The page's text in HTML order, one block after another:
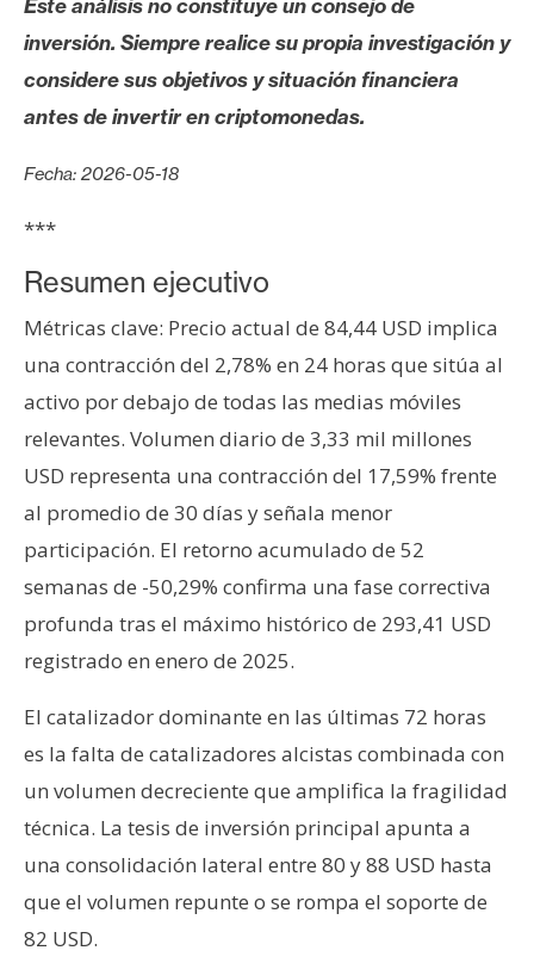
á
l
i
i
N
t
a
s
d
e
P
r
e
n
s
T
e
m
R
Este análisis no constituye un consejo de
inversión. Siempre realice su propia investigación y
considere sus objetivos y situación financiera
antes de invertir en criptomonedas.
Fecha: 2026-05-18
***
Resumen ejecutivo
Métricas clave: Precio actual de 84,44 USD implica
una contracción del 2,78% en 24 horas que sitúa al
activo por debajo de todas las medias móviles
relevantes. Volumen diario de 3,33 mil millones
USD representa una contracción del 17,59% frente
al promedio de 30 días y señala menor
participación. El retorno acumulado de 52
semanas de -50,29% confirma una fase correctiva
profunda tras el máximo histórico de 293,41 USD
registrado en enero de 2025.
El catalizador dominante en las últimas 72 horas
es la falta de catalizadores alcistas combinada con
un volumen decreciente que amplifica la fragilidad
técnica. La tesis de inversión principal apunta a
una consolidación lateral entre 80 y 88 USD hasta
que el volumen repunte o se rompa el soporte de
82 USD.